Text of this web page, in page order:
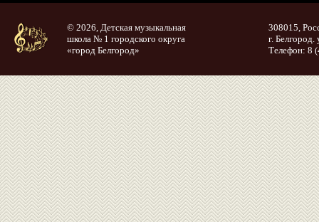
© 2026, Детская музыкальная
школа № 1 городского округа
«город Белгород»
308015,
г. Белгород.
Телефон: 8